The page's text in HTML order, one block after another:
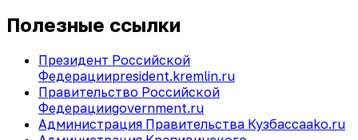
Полезные ссылки
Президент Российской
Федерацииpresident.kremlin.ru
Правительство Российской
Федерацииgovernment.ru
Администрация Правительства Кузбассаako.ru